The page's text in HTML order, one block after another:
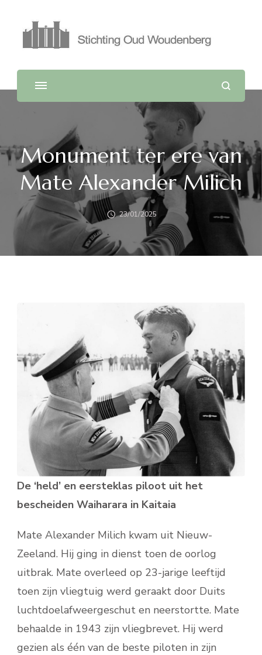
Monument ter ere van
Mate Alexander Milich
23/01/2025
De ‘held’ en eersteklas piloot uit het
bescheiden Waiharara in Kaitaia
Mate Alexander Milich kwam uit Nieuw-
Zeeland. Hij ging in dienst toen de oorlog
uitbrak. Mate overleed op 23-jarige leeftijd
toen zijn vliegtuig werd geraakt door Duits
luchtdoelafweergeschut en neerstortte. Mate
behaalde in 1943 zijn vliegbrevet. Hij werd
gezien als één van de beste piloten in zijn